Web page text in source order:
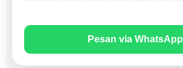
Pesan via WhatsApp